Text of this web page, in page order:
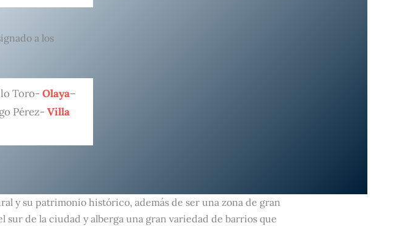
a los
Toro- Olaya–
Pérez- Villa
y su patrimonio histórico, además de ser una zona de gran
de la ciudad y alberga una gran variedad de barrios que